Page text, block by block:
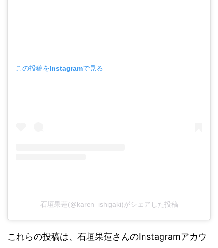
この投稿をInstagramで見る
石垣果蓮(@karen_ishigaki)がシェアした投稿
これらの投稿は、石垣果蓮さんのInstagramアカウ